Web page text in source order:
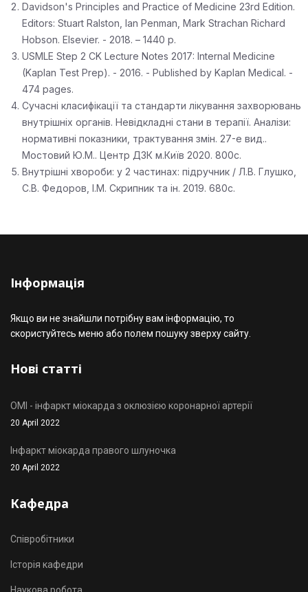
Davidson's Principles and Practice of Medicine 23rd Edition.
Editors: Stuart Ralston, Ian Penman, Mark Strachan Richard
Hobson. Elsevier. - 2018. – 1440 p.
USMLE Step 2 CK Lecture Notes 2017: Internal Medicine
(Kaplan Test Prep). - 2016. - Published by Kaplan Medical. -
474 pages.
Сучасні класифікації та стандарти лікування захворювань
внутрішніх органів. Невідкладні стани в терапії. Аналізи:
нормативні показники, трактування змін. 27-е вид..
Мостовий Ю.М.. Центр ДЗК м.Київ 2020. 800с.
Внутрішні хвороби: у 2 частинах: підручник / Л.В. Глушко,
С.В. Федоров, І.М. Скрипник та ін. 2019. 680с.
Інформація
Якщо ви не знайшли потрібну вам інформацію, то
скористуйтесь меню або полем пошуку зверху сайту.
Нові статті
OMI - інфаркт міокарда з оклюзією коронарної артерії
20 April 2022
Інфаркт міокарда правого шлуночка
20 April 2022
Кафедра
Співробітники
Історія кафедри